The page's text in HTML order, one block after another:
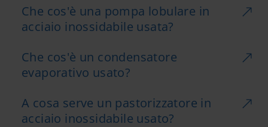
Che cos'è una pompa lobulare in
acciaio inossidabile usata?
Che cos'è un condensatore
evaporativo usato?
A cosa serve un pastorizzatore in
acciaio inossidabile usato?